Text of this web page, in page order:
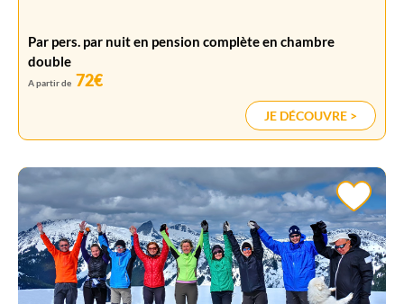
Par pers. par nuit en pension complète en chambre
double
A partir de 72€
JE DÉCOUVRE >